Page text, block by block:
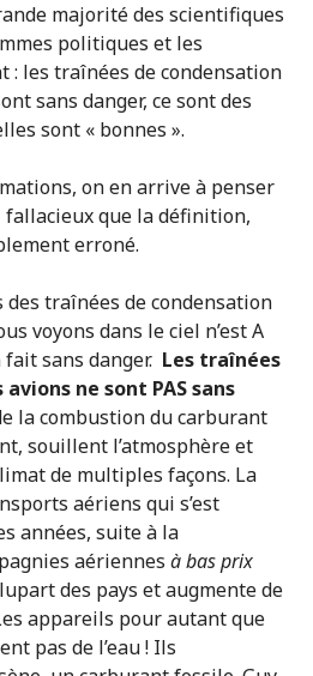
majorité des scientifiques
politiques et les
les traînées de condensation
sans danger, ce sont des
sont « bonnes ».
on en arrive à penser
fallacieux que la définition,
erroné.
des traînées de condensation
voyons dans le ciel n’est A
sans danger. Les traînées
ne sont PAS sans
la combustion du carburant
souillent l’atmosphère et
de multiples façons. La
aériens qui s’est
années, suite à la
aériennes à bas prix
des pays et augmente de
appareils pour autant que
pas de l’eau ! Ils